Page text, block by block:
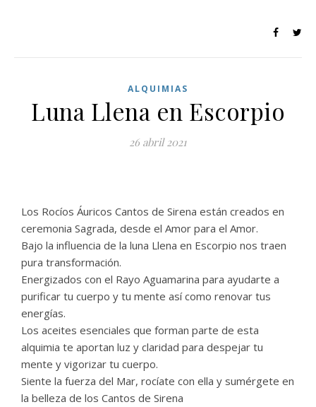
ALQUIMIAS
Luna Llena en Escorpio
26 abril 2021
Los Rocíos Áuricos Cantos de Sirena están creados en
ceremonia Sagrada, desde el Amor para el Amor.
Bajo la influencia de la luna Llena en Escorpio nos traen
pura transformación.
Energizados con el Rayo Aguamarina para ayudarte a
purificar tu cuerpo y tu mente así como renovar tus
energías.
Los aceites esenciales que forman parte de esta
alquimia te aportan luz y claridad para despejar tu
mente y vigorizar tu cuerpo.
Siente la fuerza del Mar, rocíate con ella y sumérgete en
la belleza de los Cantos de Sirena